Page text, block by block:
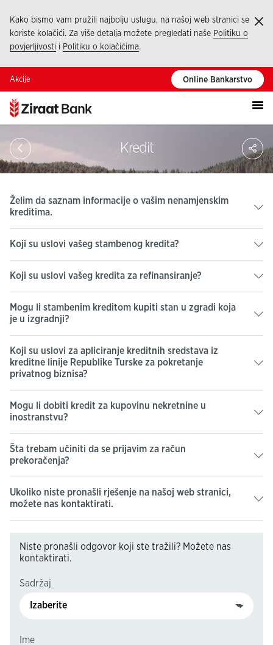
Kako bismo vam pružili najbolju uslugu, na našoj web stranici se
koriste kolačići. Za više detalja možete pregledati naše Politiku o
povjerljivosti i Politiku o kolačićima.
Akcije Online Bankarstvo
Kredit
Želim da saznam informacije o vašim nenamjenskim
kreditima.
Koji su uslovi vašeg stambenog kredita?
Koji su uslovi vašeg kredita za refinansiranje?
Mogu li stambenim kreditom kupiti stan u zgradi koja
je u izgradnji?
Koji su uslovi za apliciranje kreditnih sredstava iz
kreditne linije Republike Turske za pokretanje
privatnog biznisa?
Mogu li dobiti kredit za kupovinu nekretnine u
inostranstvu?
Šta trebam učiniti da se prijavim za račun
prekoračenja?
Ukoliko niste pronašli rješenje na našoj web stranici,
možete nas kontaktirati.
Niste pronašli odgovor koji ste tražili? Možete nas
kontaktirati.
Sadržaj
Izaberite
Ime